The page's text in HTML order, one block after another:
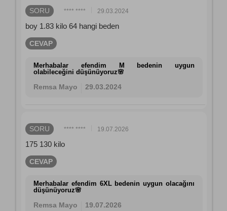
SORU **** **** 29.03.2024
boy 1.83 kilo 64 hangi beden
CEVAP
Merhabalar efendim M bedenin uygun
olabileceğini düşünüyoruz🌸
Remsa Mayo 29.03.2024
SORU **** **** 19.07.2026
175 130 kilo
CEVAP
Merhabalar efendim 6XL bedenin uygun olacağını
düşünüyoruz🌸
Remsa Mayo 19.07.2026